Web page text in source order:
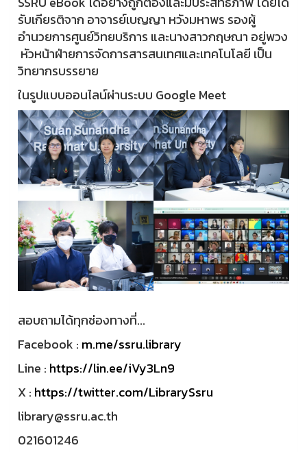
รับเกียรติจาก อาจารย์เบญญา หวังมหาพร รองผู้
อำนวยการศูนย์วิทยบริการ และนางสาวกฤษณา อยู่พวง
หัวหน้าฝ่ายการจัดการสารสนเทศและเทคโนโลยี เป็น
วิทยากรบรรยาย
ในรูปแบบออนไลน์ผ่านระบบ Google Meet
สอบถามได้ทุกช่องทางที่...
Facebook : m.me/ssru.library
Line : https://lin.ee/iVy3Ln9
X : https://twitter.com/LibrarySsru
library@ssru.ac.th
021601246